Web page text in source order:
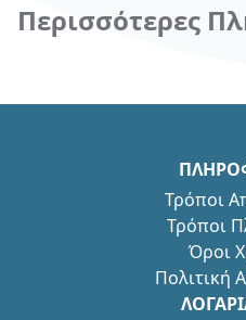
Περισσότερες
Τρόποι
Τρόποι
Όροι
Πολιτική